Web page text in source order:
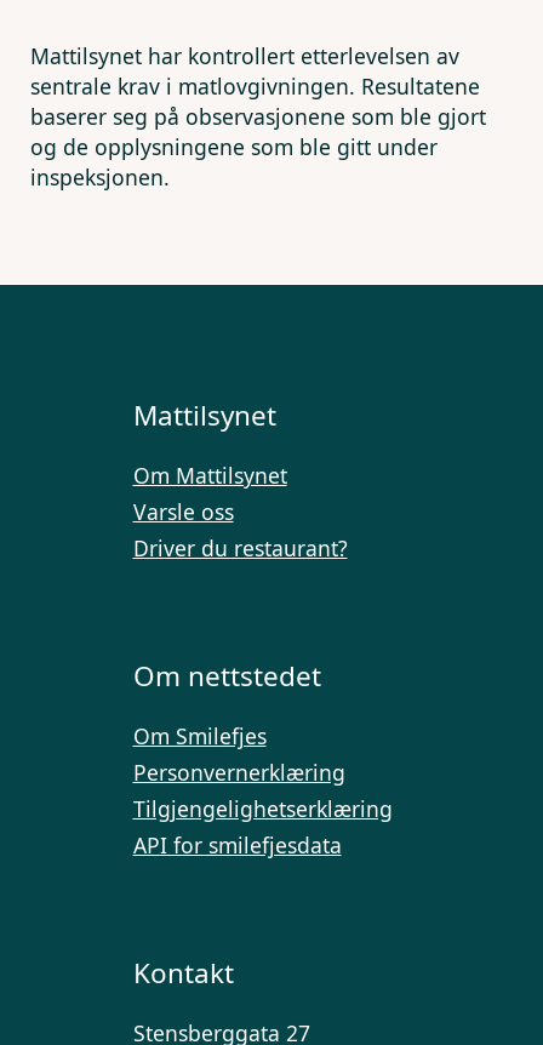
Mattilsynet har kontrollert etterlevelsen av
sentrale krav i matlovgivningen. Resultatene
baserer seg på observasjonene som ble gjort
og de opplysningene som ble gitt under
inspeksjonen.
Mattilsynet
Om Mattilsynet
Varsle oss
Driver du restaurant?
Om nettstedet
Om Smilefjes
Personvernerklæring
Tilgjengelighetserklæring
API for smilefjesdata
Kontakt
Stensberggata 27